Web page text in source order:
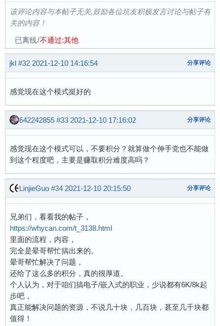
该评论内容与本帖子无关,鼓励各位坑友积极发言讨论与帖子有
关的内容！
已离线/不通过:其他
jkl #32 2021-12-10 14:16:54 分享评论
感觉现在这个模式挺好的
642242855 #33 2021-12-10 17:16:02 分享评论
感觉现在这个模式可以，不要积分？就算做个伸手党也不能做
到这个程度吧，主要是赚取积分难度高吗？
LinjieGuo #34 2021-12-10 20:15:50 分享评论
兄弟们，看看我的帖子，
https://whycan.com/t_3138.html
里面的流程，内容，
完全是晕哥帮忙搞出来的。
晕哥帮忙解决了问题，
还给了这么多的积分，真的很厚道。
个人认为，对于咱们搞电子/嵌入式的职业，少说都有6K/8k起
步吧，
真正能解决问题的资源，不说几十块，几百块，甚至几千块都
值得！